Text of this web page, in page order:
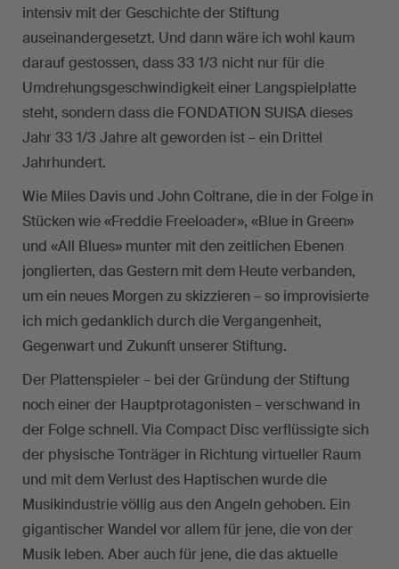
intensiv mit der Geschichte der Stiftung
auseinandergesetzt. Und dann wäre ich wohl kaum
darauf gestossen, dass 33 1/3 nicht nur für die
Umdrehungsgeschwindigkeit einer Langspielplatte
steht, sondern dass die FONDATION SUISA dieses
Jahr 33 1/3 Jahre alt geworden ist – ein Drittel
Jahrhundert.
Wie Miles Davis und John Coltrane, die in der Folge in
Stücken wie «Freddie Freeloader», «Blue in Green»
und «All Blues» munter mit den zeitlichen Ebenen
jonglierten, das Gestern mit dem Heute verbanden,
um ein neues Morgen zu skizzieren – so improvisierte
ich mich gedanklich durch die Vergangenheit,
Gegenwart und Zukunft unserer Stiftung.
Der Plattenspieler – bei der Gründung der Stiftung
noch einer der Hauptprotagonisten – verschwand in
der Folge schnell. Via Compact Disc verflüssigte sich
der physische Tonträger in Richtung virtueller Raum
und mit dem Verlust des Haptischen wurde die
Musikindustrie völlig aus den Angeln gehoben. Ein
gigantischer Wandel vor allem für jene, die von der
Musik leben. Aber auch für jene, die das aktuelle